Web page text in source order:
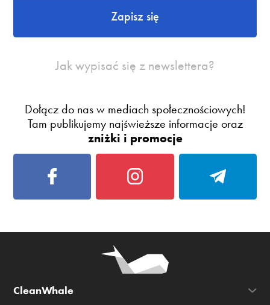
Zapisz się
Jak wypisać się z newslettera?
Dołącz do nas w mediach społecznościowych!
Tam publikujemy najświeższe informacje oraz
zniżki i promocje
CleanWhale